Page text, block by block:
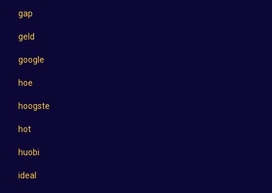
gap
geld
google
hoe
hoogste
hot
huobi
ideal